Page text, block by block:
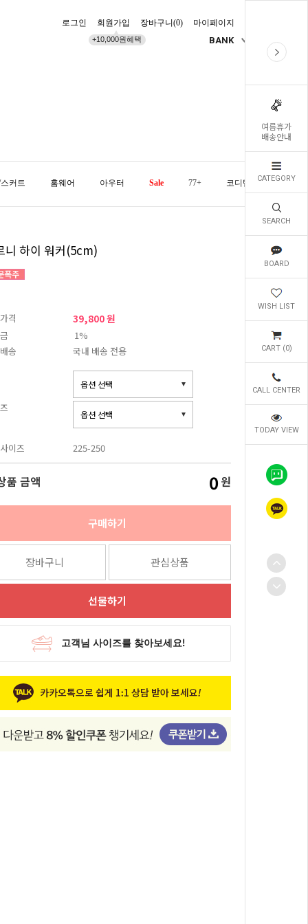
여름휴가
배송안내
CATEGORY
SEARCH
BOARD
WISH LIST
CART (0)
CALL CENTER
TODAY VIEW
로그인 회원가입
+10,000원혜택
장바구니(0) 마이페이지
BANK
커트 홈웨어 아우터 Sale 77+ 코디템 오늘발송
니 하이 워커(5cm)
격 39,800 원
1%
송
국내 배송 전용
이즈 225-250
품 금액 0 원
구매하기
장바구니 관심상품
선물하기